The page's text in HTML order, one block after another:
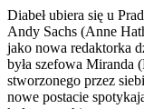
Diabeł ubiera się u
Andy Sachs (Anne
jako nowa redaktorka
była szefowa Miranda
stworzonego przez
nowe postacie